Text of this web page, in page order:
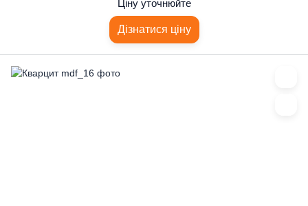
Ціну уточнюйте
Дізнатися ціну